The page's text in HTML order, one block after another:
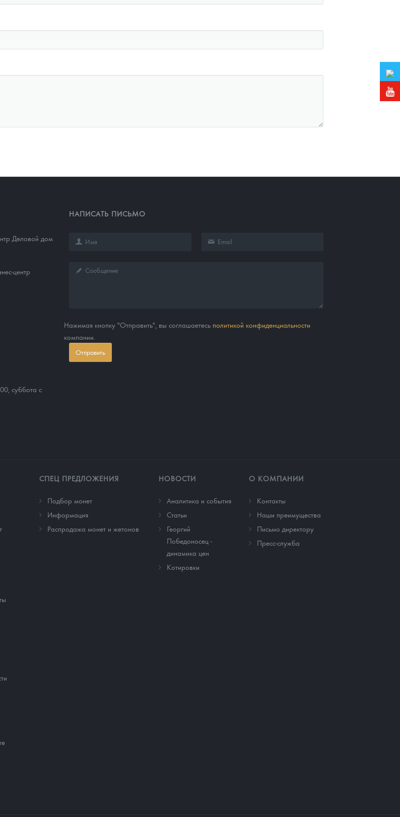
Деловой дом
центр
суббота с
НАПИСАТЬ ПИСЬМО
Нажимая кнопку "Отправить", вы соглашаетесь политикой конфиденциальности
компании.
Отправить
СПЕЦ ПРЕДЛОЖЕНИЯ
Подбор монет
Информация
Распродажа монет и жетонов
НОВОСТИ
Аналитика и события
Cтатьи
Георгий
Победоносец -
динамика цен
Котировки
О КОМПАНИИ
Контакты
Наши преимущества
Письмо директору
Пресс-служба